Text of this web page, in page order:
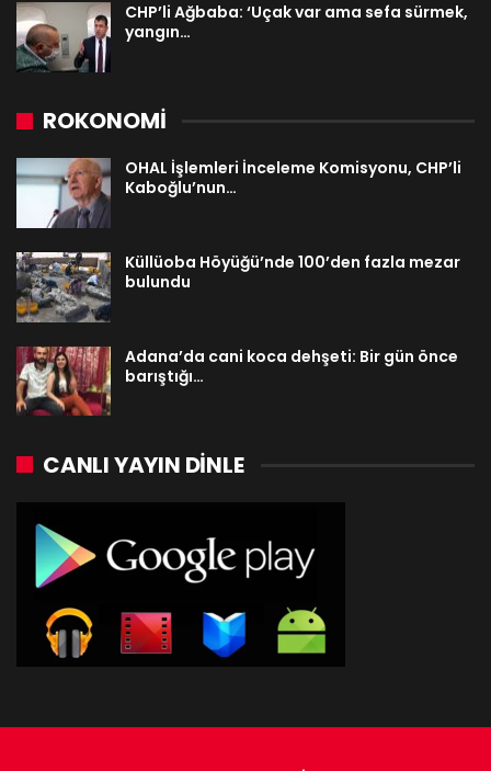
CHP’li Ağbaba: ‘Uçak var ama sefa sürmek,
yangın…
ROKONOMİ
OHAL İşlemleri İnceleme Komisyonu, CHP’li
Kaboğlu’nun…
Küllüoba Höyüğü’nde 100’den fazla mezar
bulundu
Adana’da cani koca dehşeti: Bir gün önce
barıştığı…
CANLI YAYIN DINLE